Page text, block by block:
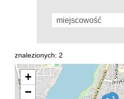
znalezionych: 2
+
−